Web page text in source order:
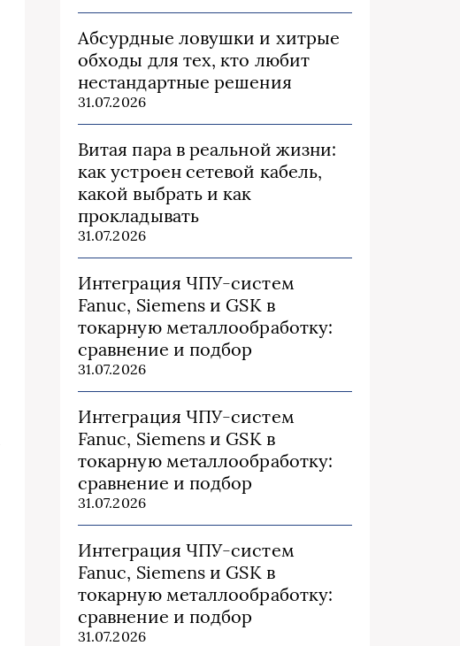
Абсурдные ловушки и хитрые
обходы для тех, кто любит
нестандартные решения
31.07.2026
Витая пара в реальной жизни:
как устроен сетевой кабель,
какой выбрать и как
прокладывать
31.07.2026
Интеграция ЧПУ-систем
Fanuc, Siemens и GSK в
токарную металлообработку:
сравнение и подбор
31.07.2026
Интеграция ЧПУ-систем
Fanuc, Siemens и GSK в
токарную металлообработку:
сравнение и подбор
31.07.2026
Интеграция ЧПУ-систем
Fanuc, Siemens и GSK в
токарную металлообработку:
сравнение и подбор
31.07.2026